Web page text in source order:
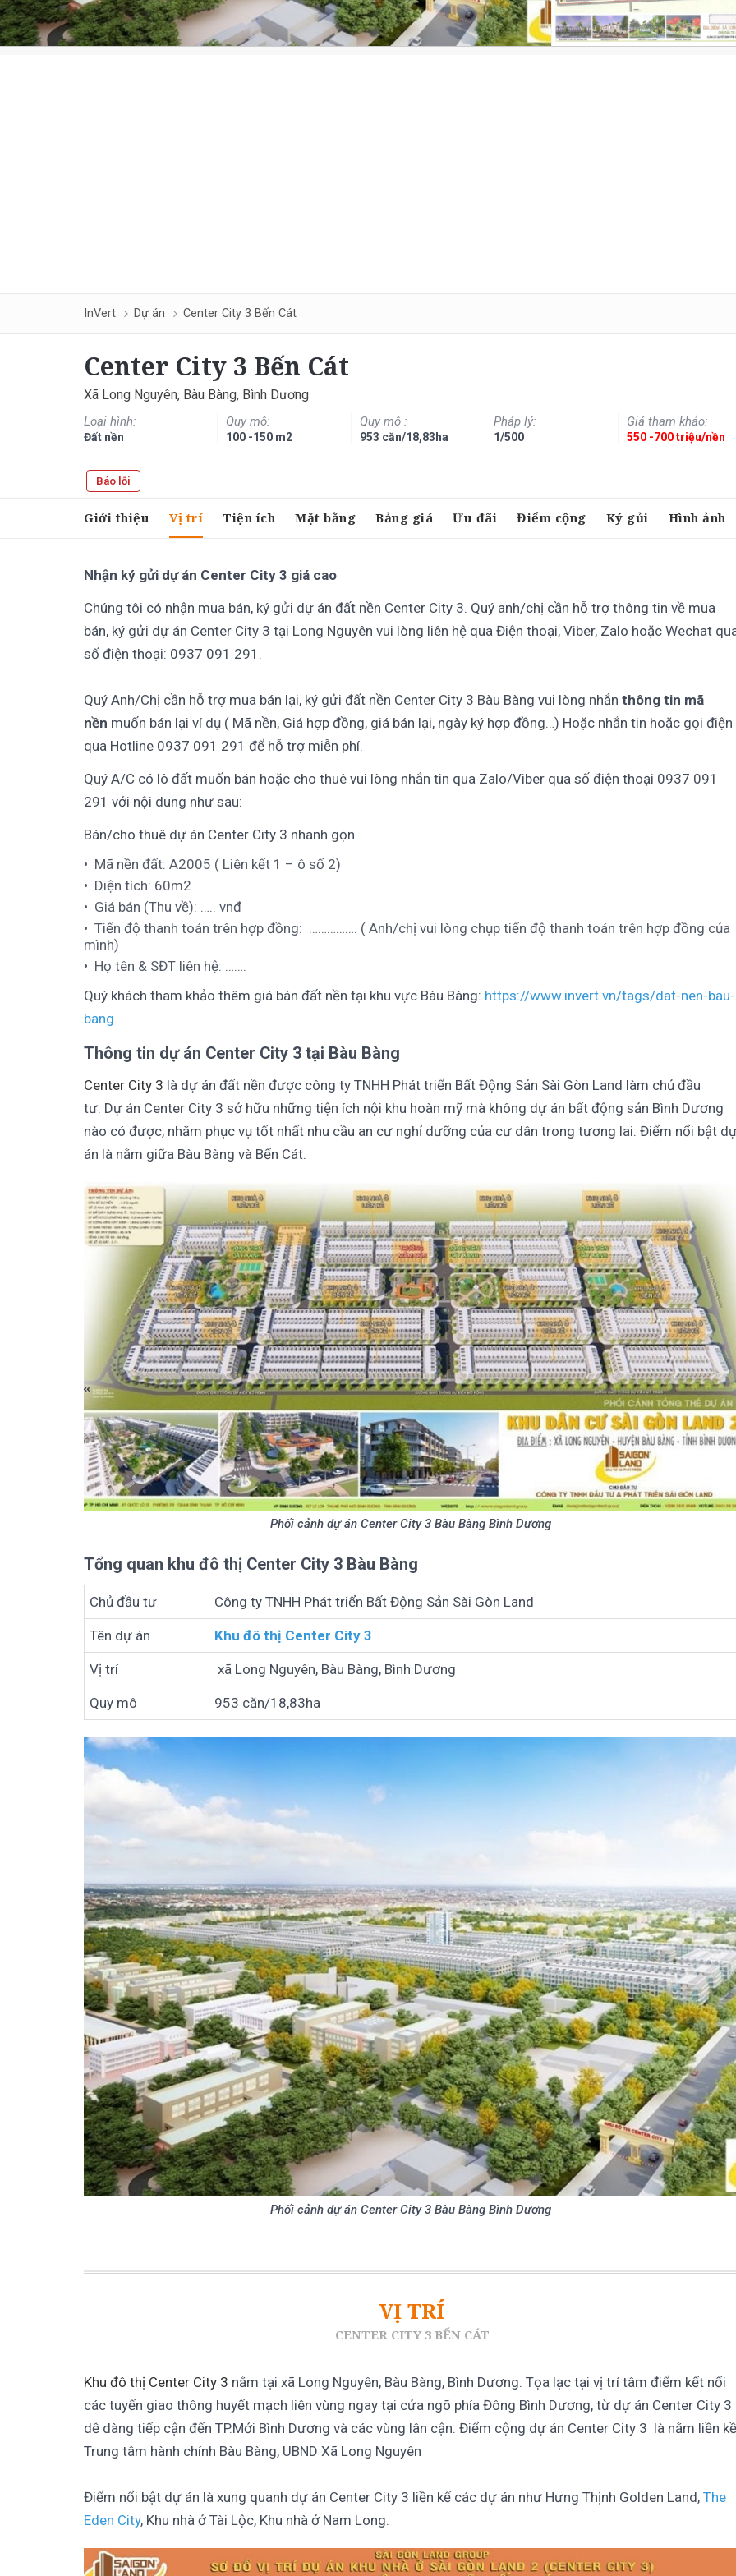
InVert Dự án Center City 3 Bến Cát
Center City 3 Bến Cát
Xã Long Nguyên, Bàu Bàng, Bình Dương
Loại hình:
Đất nền
Quy mô:
100 -150 m2
Quy mô :
953 căn/18,83ha
Pháp lý:
1/500
Giá tham khảo:
550 -700 triệu/nền
Báo lỗi
Giới thiệu Vị trí Tiện ích Mặt bằng Bảng giá Ưu đãi Điểm cộng Ký gủi Hình ảnh
Nhận ký gửi dự án Center City 3 giá cao
Chúng tôi có nhận mua bán, ký gửi dự án đất nền Center City 3. Quý anh/chị cần hỗ trợ thông tin về mua
bán, ký gửi dự án Center City 3 tại Long Nguyên vui lòng liên hệ qua Điện thoại, Viber, Zalo hoặc Wechat
số điện thoại: 0937 091 291.
Quý Anh/Chị cần hỗ trợ mua bán lại, ký gửi đất nền Center City 3 Bàu Bàng vui lòng nhắn thông tin mã
nền muốn bán lại ví dụ ( Mã nền, Giá hợp đồng, giá bán lại, ngày ký hợp đồng…) Hoặc nhắn tin hoặc gọi điện
qua Hotline 0937 091 291 để hỗ trợ miễn phí.
Quý A/C có lô đất muốn bán hoặc cho thuê vui lòng nhắn tin qua Zalo/Viber qua số điện thoại 0937 091
291 với nội dung như sau:
Bán/cho thuê dự án Center City 3 nhanh gọn.
Mã nền đất: A2005 ( Liên kết 1 – ô số 2)
Diện tích: 60m2
Giá bán (Thu về): ….. vnđ
Tiến độ thanh toán trên hợp đồng: ……………. ( Anh/chị vui lòng chụp tiến độ thanh toán trên hợp đồng của
mình)
Họ tên & SĐT liên hệ: …….
Quý khách tham khảo thêm giá bán đất nền tại khu vực Bàu Bàng: https://www.invert.vn/tags/dat-nen-bau-
bang.
Thông tin dự án Center City 3 tại Bàu Bàng
Center City 3 là dự án đất nền được công ty TNHH Phát triển Bất Động Sản Sài Gòn Land làm chủ đầu
tư. Dự án Center City 3 sở hữu những tiện ích nội khu hoàn mỹ mà không dự án bất động sản Bình Dương
nào có được, nhằm phục vụ tốt nhất nhu cầu an cư nghỉ dưỡng của cư dân trong tương lai. Điểm nổi bật
án là nằm giữa Bàu Bàng và Bến Cát.
Phối cảnh dự án Center City 3 Bàu Bàng Bình Dương
Tổng quan khu đô thị Center City 3 Bàu Bàng
Chủ đầu tư Công ty TNHH Phát triển Bất Động Sản Sài Gòn Land
Tên dự án Khu đô thị Center City 3
Vị trí xã Long Nguyên, Bàu Bàng, Bình Dương
Quy mô 953 căn/18,83ha
Phối cảnh dự án Center City 3 Bàu Bàng Bình Dương
VỊ TRÍ
CENTER CITY 3 BẾN CÁT
Khu đô thị Center City 3 nằm tại xã Long Nguyên, Bàu Bàng, Bình Dương. Tọa lạc tại vị trí tâm điểm kết nối
các tuyến giao thông huyết mạch liên vùng ngay tại cửa ngõ phía Đông Bình Dương, từ dự án Center City 3
dễ dàng tiếp cận đến TP.Mới Bình Dương và các vùng lân cận. Điểm cộng dự án Center City 3 là nằm liền kề
Trung tâm hành chính Bàu Bàng, UBND Xã Long Nguyên
Điểm nổi bật dự án là xung quanh dự án Center City 3 liền kế các dự án như Hưng Thịnh Golden Land, The
Eden City, Khu nhà ở Tài Lộc, Khu nhà ở Nam Long.